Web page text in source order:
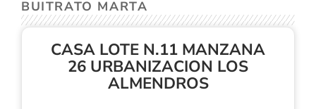
BUITRATO MARTA
CASA LOTE N.11 MANZANA
26 URBANIZACION LOS
ALMENDROS